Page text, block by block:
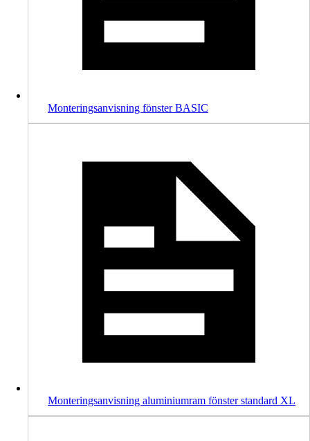
Monteringsanvisning fönster BASIC
Monteringsanvisning aluminiumram fönster standard XL